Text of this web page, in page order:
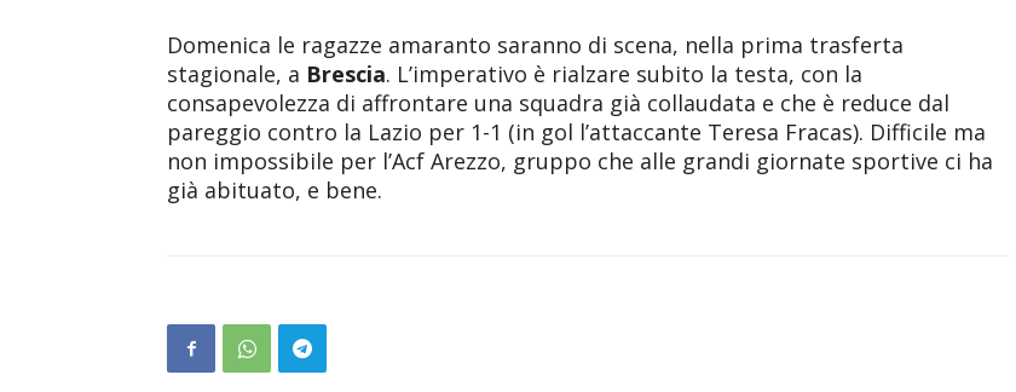
Domenica le ragazze amaranto saranno di scena, nella prima trasferta
stagionale, a Brescia. L’imperativo è rialzare subito la testa, con la
consapevolezza di affrontare una squadra già collaudata e che è reduce dal
pareggio contro la Lazio per 1-1 (in gol l’attaccante Teresa Fracas). Difficile ma
non impossibile per l’Acf Arezzo, gruppo che alle grandi giornate sportive ci ha
già abituato, e bene.